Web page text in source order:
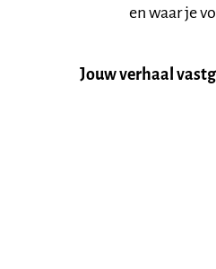
en waar je
Jouw verhaal